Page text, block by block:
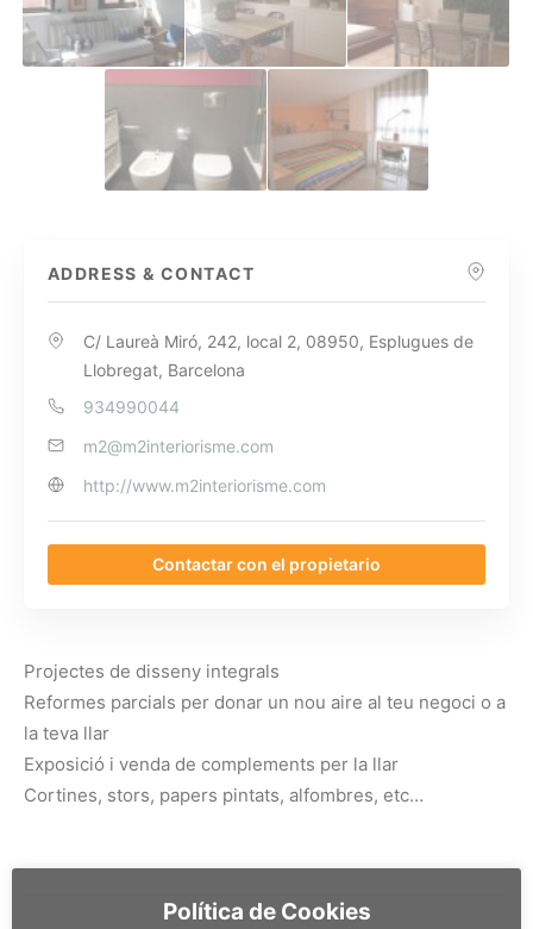
ADDRESS & CONTACT
C/ Laureà Miró, 242, local 2, 08950, Esplugues de
Llobregat, Barcelona
934990044
m2@m2interiorisme.com
http://www.m2interiorisme.com
Contactar con el propietario
Projectes de disseny integrals
Reformes parcials per donar un nou aire al teu negoci o a
la teva llar
Exposició i venda de complements per la llar
Cortines, stors, papers pintats, alfombres, etc…
Política de Cookies